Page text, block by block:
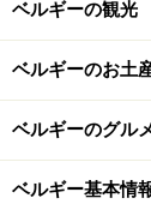
ベルギーの観光
ベルギーのお土
ベルギーのグル
ベルギー基本情